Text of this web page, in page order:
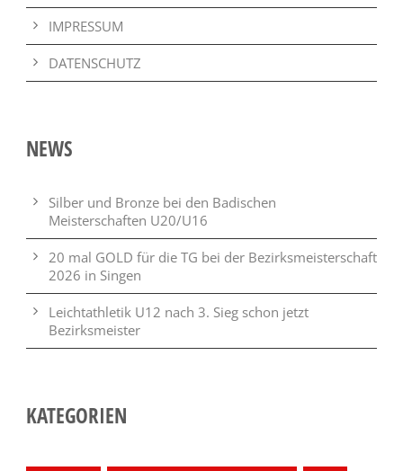
IMPRESSUM
DATENSCHUTZ
NEWS
Silber und Bronze bei den Badischen
Meisterschaften U20/U16
20 mal GOLD für die TG bei der Bezirksmeisterschaft
2026 in Singen
Leichtathletik U12 nach 3. Sieg schon jetzt
Bezirksmeister
KATEGORIEN